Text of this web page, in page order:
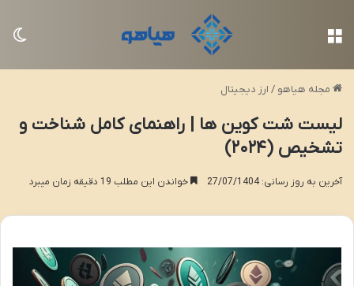
مجله هیاهو / ارز دیجیتال
لیست شت کوین ها | راهنمای کامل شناخت و
تشخیص (۲۰۲۴)
آخرین به روز رسانی: 27/07/1404 خواندن این مطلب 19 دقیقه زمان میبرد